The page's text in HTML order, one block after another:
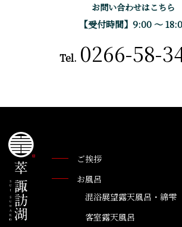
お問い合わせはこちら
【受付時間】9:00 〜
Tel. 0266-58-
ご挨拶
お風呂
混浴展望露天風呂・綿雫
客室露天風呂